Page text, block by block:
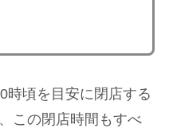
時頃を目安に閉店する
この閉店時間もすべ